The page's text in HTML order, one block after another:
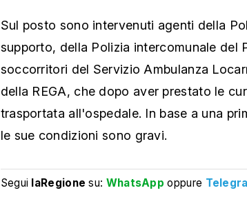
Sul posto sono intervenuti agenti della
supporto, della Polizia intercomunale del
soccorritori del Servizio Ambulanza
della REGA, che dopo aver prestato le
trasportata all'ospedale. In base a una
le sue condizioni sono gravi.
Segui laRegione su: WhatsApp oppure